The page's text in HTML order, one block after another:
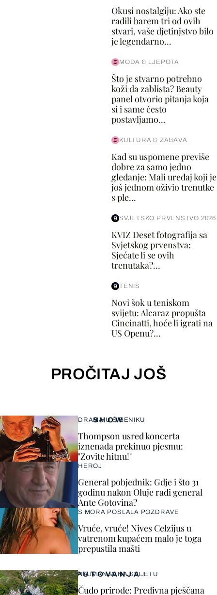
Okusi nostalgiju: Ako ste
radili barem tri od ovih
stvari, vaše djetinjstvo bilo
je legendarno...
MODA & LJEPOTA
Što je stvarno potrebno
koži da zablista? Beauty
panel otvorio pitanja koja
si i same često
postavljamo...
KULTURA & ZABAVA
Kad su uspomene previše
dobre za samo jedno
gledanje: Mali uređaj koji je
još jednom oživio trenutke
s ple...
SVJETSKO PRVENSTVO 2026
KVIZ Deset fotografija sa
Svjetskog prvenstva:
Sjećate li se ovih
trenutaka?...
TENIS
Novi šok u teniskom
svijetu: Alcaraz propušta
Cincinatti, hoće li igrati na
US Openu?...
PROČITAJ JOŠ
SHOW
DRAMA U ŠIBENIKU
Thompson usred koncerta
iznenada prekinuo pjesmu:
"Zovite hitnu!"
HEROJ
General pobjednik: Gdje i što 31
godinu nakon Oluje radi general
Ante Gotovina?
S MORA POSLALA POZDRAVE
Vruće, vruće! Nives Celzijus u
vatrenom kupaćem malo je toga
prepustila mašti
PUTOVANJA
NAJMANJA NA SVIJETU
Čudo prirode: Predivna pješčana